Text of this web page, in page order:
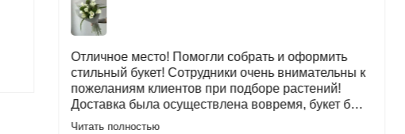
Отличное место! Помогли собрать и оформить
стильный букет! Сотрудники очень внимательны к
пожеланиям клиентов при подборе растений!
Доставка была осуществлена вовремя, букет был
красиво упакован в транспортировочную сумку.
Читать полностью